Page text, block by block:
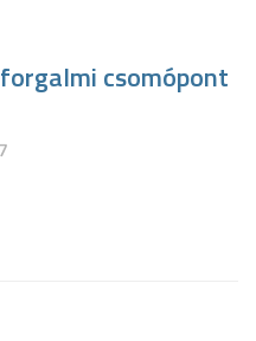
csomópont